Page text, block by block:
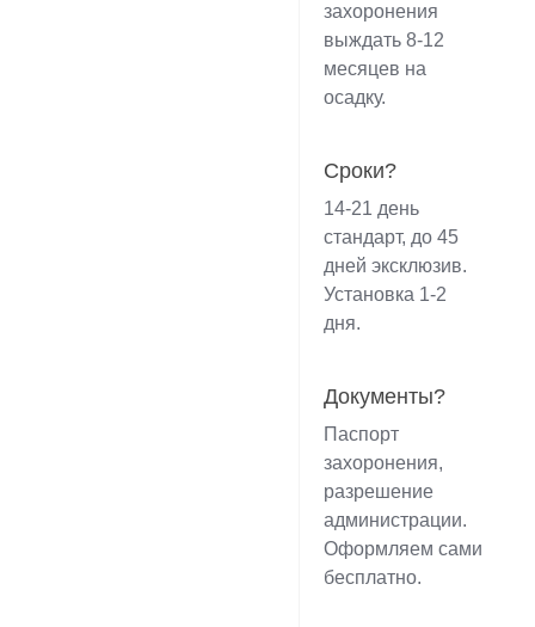
захоронения
выждать 8-12
месяцев на
осадку.
Сроки?
14-21 день
стандарт, до 45
дней эксклюзив.
Установка 1-2
дня.
Документы?
Паспорт
захоронения,
разрешение
администрации.
Оформляем сами
бесплатно.